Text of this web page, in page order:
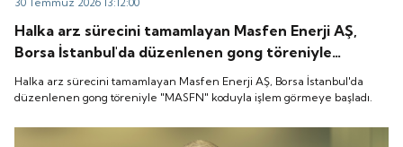
Halka arz sürecini tamamlayan Masfen Enerji AŞ,
Borsa İstanbul'da düzenlenen gong töreniyle
"MASFN" koduyla işlem görmeye başladı.
Halka arz sürecini tamamlayan Masfen Enerji AŞ, Borsa İstanbul'da
düzenlenen gong töreniyle "MASFN" koduyla işlem görmeye başladı.